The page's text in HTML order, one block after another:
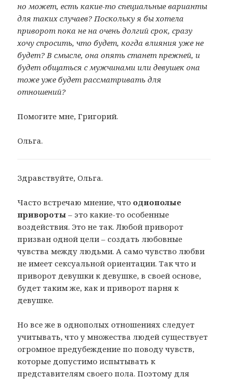
но может, есть какие-то специальные варианты
для таких случаев? Поскольку я бы хотела
приворот пока не на очень долгий срок, сразу
хочу спросить, что будет, когда влияния уже не
будет? В смысле, она опять станет прежней, и
будет общаться с мужчинами или девушек она
тоже уже будет рассматривать для
отношений?
Помогите мне, Григорий.
Ольга.
Здравствуйте, Ольга.
Часто встречаю мнение, что однополые
привороты – это какие-то особенные
воздействия. Это не так. Любой приворот
призван одной цели – создать любовные
чувства между людьми. А само чувство любви
не имеет сексуальной ориентации. Так что и
приворот девушки к девушке, в своей основе,
будет таким же, как и приворот парня к
девушке.
Но все же в однополых отношениях следует
учитывать, что у множества людей существует
огромное предубеждение по поводу чувств,
которые допустимо испытывать к
представителям своего пола. Поэтому для